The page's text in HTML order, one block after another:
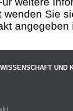
wenden Sie
UND